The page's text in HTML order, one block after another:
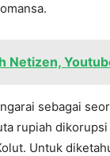
Netizen,
sebagai
rupiah
Untuk